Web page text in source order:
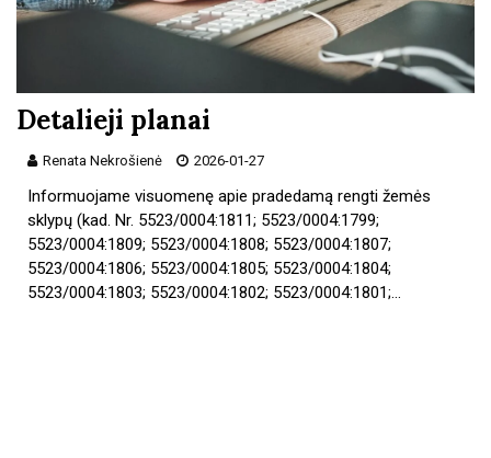
Detalieji planai
Renata Nekrošienė 2026-01-27
Informuojame visuomenę apie pradedamą rengti žemės
sklypų (kad. Nr. 5523/0004:1811; 5523/0004:1799;
5523/0004:1809; 5523/0004:1808; 5523/0004:1807;
5523/0004:1806; 5523/0004:1805; 5523/0004:1804;
5523/0004:1803; 5523/0004:1802; 5523/0004:1801;…